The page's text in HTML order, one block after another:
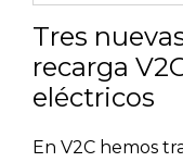
Tres
recarga
eléctricos
En V2C hemos